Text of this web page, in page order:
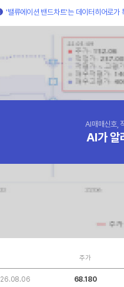
'밸류에이션 밴드차트'는 데이터히어로가
AI매매신호,
AI가 알
주가
26.08.06 68.180